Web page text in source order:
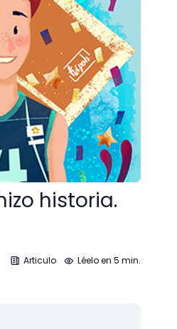
historia.
Articulo Léelo en 5 min.